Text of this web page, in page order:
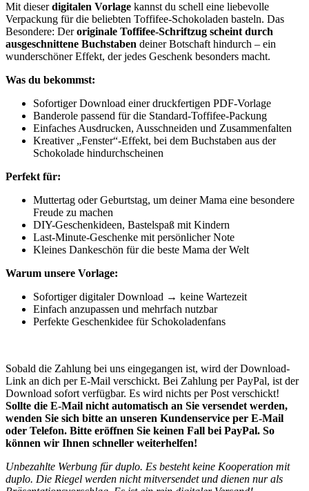
Mit dieserdigitalen Vorlage kannst du schell eine liebevolle
Verpackung für die beliebten Toffifee-Schokoladen basteln. Das
Besondere: Deroriginale Toffifee-Schriftzug scheint durch
ausgeschnittene Buchstaben deiner Botschaft hindurch – ein
wunderschöner Effekt, der jedes Geschenk besonders macht.
Was du bekommst:
Sofortiger Download einer druckfertigen PDF-Vorlage
Banderole passend für die Standard-Toffifee-Packung
Einfaches Ausdrucken, Ausschneiden und Zusammenfalten
Kreativer „Fenster“-Effekt, bei dem Buchstaben aus der
Schokolade hindurchscheinen
Perfekt für:
Muttertag oder Geburtstag, um deiner Mama eine besondere
Freude zu machen
DIY-Geschenkideen, Bastelspaß mit Kindern
Last-Minute-Geschenke mit persönlicher Note
Kleines Dankeschön für die beste Mama der Welt
Warum unsere Vorlage:
Sofortiger digitaler Download → keine Wartezeit
Einfach anzupassen und mehrfach nutzbar
Perfekte Geschenkidee für Schokoladenfans
Sobald die Zahlung bei uns eingegangen ist, wird der Download-
Link an dich per E-Mail verschickt. Bei Zahlung per PayPal, ist der
Download sofort verfügbar. Es wird nichts per Post verschickt!
Sollte die E-Mail nicht automatisch an Sie versendet werden,
wenden Sie sich bitte an unseren Kundenservice per E-Mail
oder Telefon. Bitte eröffnen Sie keinen Fall bei PayPal. So
können wir Ihnen schneller weiterhelfen!
Unbezahlte Werbung für duplo. Es besteht keine Kooperation mit
duplo. Die Riegel werden nicht mitversendet und dienen nur als